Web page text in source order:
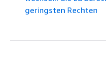
geringsten Rechten